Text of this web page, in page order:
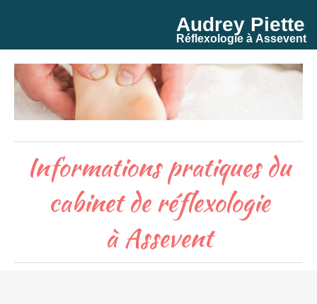
Audrey Piette
Réflexologie à Assevent
Informations pratiques du
cabinet de réflexologie
à Assevent